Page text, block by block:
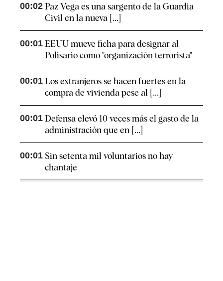
00:02 Paz Vega es una sargento de la Guardia
Civil en la nueva [...]
00:01 EEUU mueve ficha para designar al
Polisario como "organización terrorista"
00:01 Los extranjeros se hacen fuertes en la
compra de vivienda pese al [...]
00:01 Defensa elevó 10 veces más el gasto de la
administración que en [...]
00:01 Sin setenta mil voluntarios no hay
chantaje